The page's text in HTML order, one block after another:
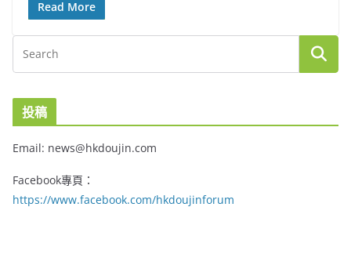
Read More
投稿
Email: news@hkdoujin.com
Facebook專頁：
https://www.facebook.com/hkdoujinforum